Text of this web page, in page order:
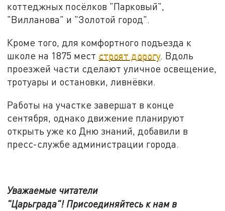
коттеджных посёлков "Парковый",
"Вилланова" и "Золотой город".
Кроме того, для комфортного подъезда к
школе на 1875 мест строят дорогу. Вдоль
проезжей части сделают уличное освещение,
тротуары и остановки, ливнёвки.
Работы на участке завершат в конце
сентября, однако движение планируют
открыть уже ко Дню знаний, добавили в
пресс-службе администрации города.
Уважаемые читатели
"Царьграда"! Присоединяйтесь к нам в